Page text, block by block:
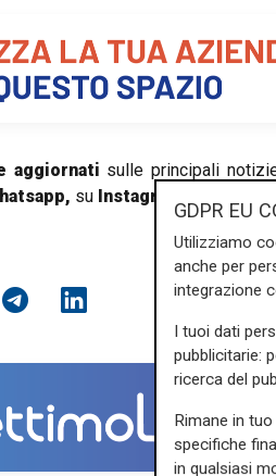
i
e
o
aggiornati sulle principali
su Instagram
GDPR EU
Utilizziamo
anche per
integrazione
I tuoi dati
pubblicitarie:
ricerca del
Rimane in
specifiche
in qualsiasi